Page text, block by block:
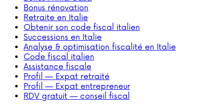
Bonus rénovation
Retraite en Italie
Obtenir son code fiscal italien
Successions en Italie
Analyse & optimisation fiscalité en Italie
Code fiscal italien
Assistance fiscale
Profil — Expat retraité
Profil — Expat entrepreneur
RDV gratuit — conseil fiscal